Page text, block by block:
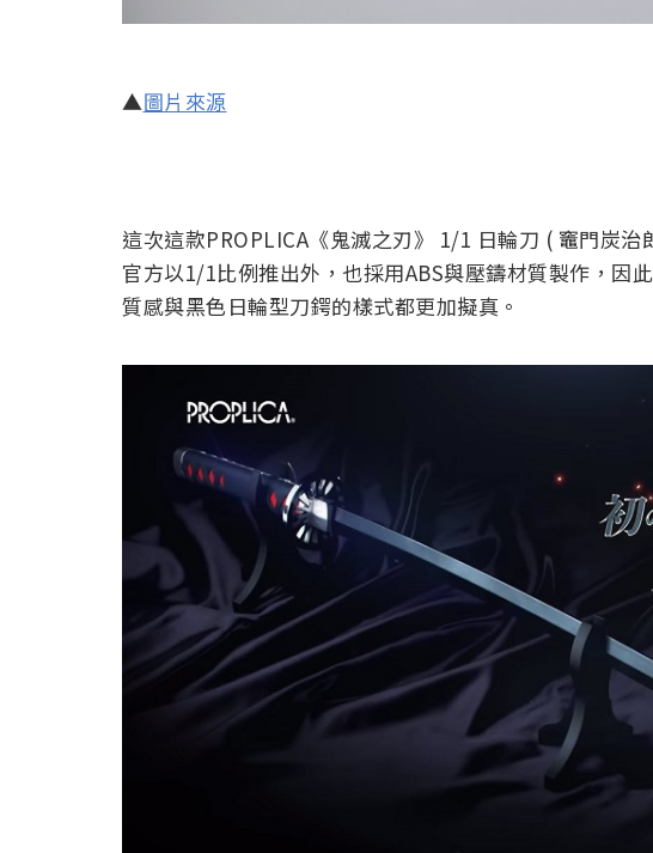
▲圖片來源
這次這款PROPLICA《鬼滅之刃》 1/1 日輪刀 ( 竈門炭
官方以1/1比例推出外，也採用ABS與壓鑄材質製作，因
質感與黑色日輪型刀鍔的樣式都更加擬真。